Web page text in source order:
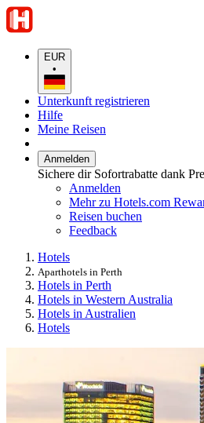
EUR
•
Unterkunft registrieren
Hilfe
Meine Reisen
Anmelden
Sichere dir Sofortrabatte dank
Anmelden
Mehr zu Hotels.com
Reisen buchen
Feedback
Hotels
Aparthotels in Perth
Hotels in Perth
Hotels in Western Australia
Hotels in Australien
Hotels